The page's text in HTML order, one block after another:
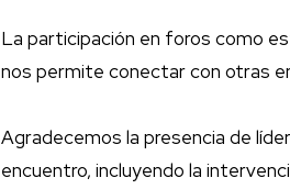
La participación en foros como
nos permite conectar con otras
Agradecemos la presencia de
encuentro, incluyendo la